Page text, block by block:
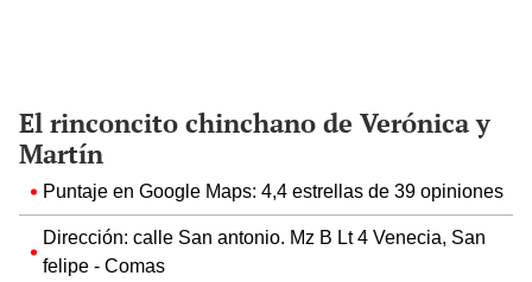
El rinconcito chinchano de Verónica y
Martín
Puntaje en Google Maps: 4,4 estrellas de 39 opiniones
Dirección: calle San antonio. Mz B Lt 4 Venecia, San
felipe - Comas